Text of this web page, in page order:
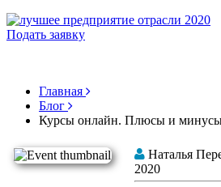
Подать заявку
Главная
Блог
Курсы онлайн. Плюсы и минусы
Наталья
2020